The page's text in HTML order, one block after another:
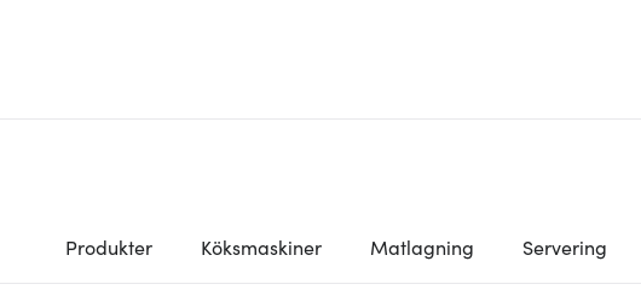
Produkter Köksmaskiner Matlagning Servering